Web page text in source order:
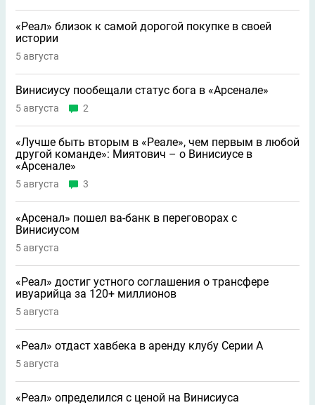
«Реал» близок к самой дорогой покупке в своей
истории
5 августа
Винисиусу пообещали статус бога в «Арсенале»
5 августа 2
«Лучше быть вторым в «Реале», чем первым в любой
другой команде»: Миятович – о Винисиусе в
«Арсенале»
5 августа 3
«Арсенал» пошел ва-банк в переговорах с
Винисиусом
5 августа
«Реал» достиг устного соглашения о трансфере
ивуарийца за 120+ миллионов
5 августа
«Реал» отдаст хавбека в аренду клубу Серии A
5 августа
«Реал» определился с ценой на Винисиуса